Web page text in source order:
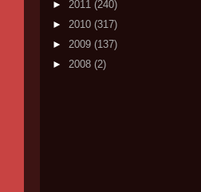
► 2011 (240)
► 2010 (317)
► 2009 (137)
► 2008 (2)